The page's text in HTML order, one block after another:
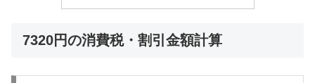
7320円の消費税・割引金額計算